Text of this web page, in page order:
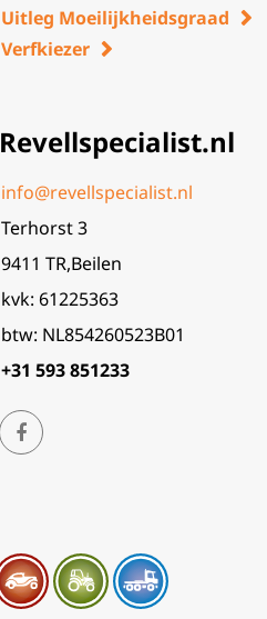
Uitleg Moeilijkheidsgraad
Verfkiezer
Revellspecialist.nl
info@revellspecialist.nl
Terhorst 3
9411 TR,Beilen
kvk: 61225363
btw: NL854260523B01
+31 593 851233